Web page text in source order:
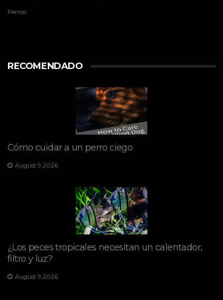
Perros
RECOMENDADO
Cómo cuidar a un perro ciego
August 9,2026
¿Los peces tropicales necesitan un calentador,
filtro y luz?
August 9,2026